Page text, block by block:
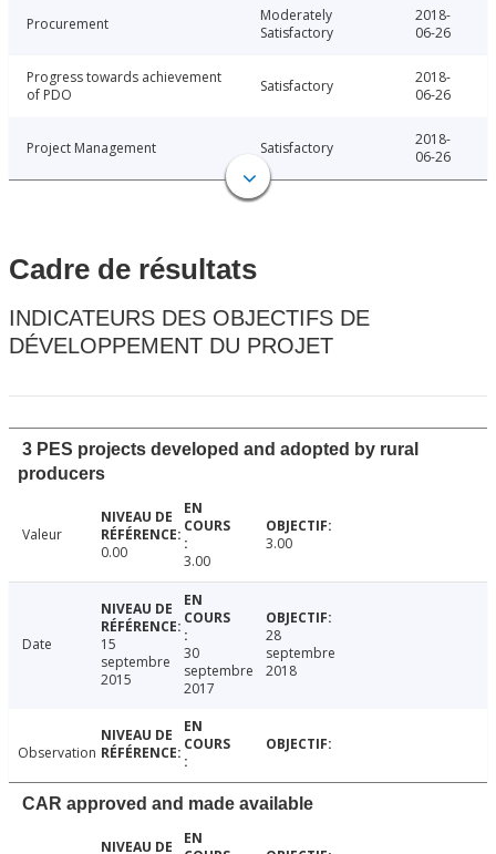
Procurement
Moderately
Satisfactory
2018-
06-26
Progress towards achievement
of PDO
Satisfactory
2018-
06-26
Project Management Satisfactory
2018-
06-26
Cadre de résultats
INDICATEURS DES OBJECTIFS DE
DÉVELOPPEMENT DU PROJET
3 PES projects developed and adopted by rural
producers
Valeur
0.00
3.00
3.00
Date
15
septembre
2015
30
septembre
2017
28
septembre
2018
Observation
CAR approved and made available